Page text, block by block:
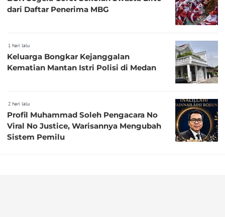
dari Daftar Penerima MBG
1 hari lalu
Keluarga Bongkar Kejanggalan
Kematian Mantan Istri Polisi di Medan
2 hari lalu
Profil Muhammad Soleh Pengacara No
Viral No Justice, Warisannya Mengubah
Sistem Pemilu